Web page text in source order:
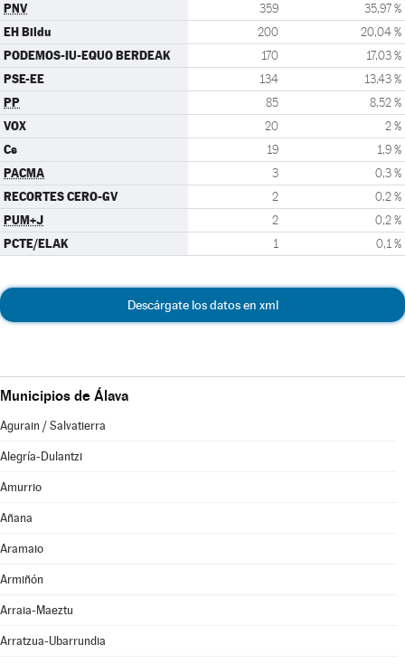
PNV 359 35,97 %
EH Bildu 200 20,04 %
PODEMOS-IU-EQUO BERDEAK 170 17,03 %
PSE-EE 134 13,43 %
PP 85 8,52 %
VOX 20 2 %
Cs 19 1,9 %
PACMA 3 0,3 %
RECORTES CERO-GV 2 0,2 %
PUM+J 2 0,2 %
PCTE/ELAK 1 0,1 %
Descárgate los datos en xml
Municipios de Álava
Agurain / Salvatierra
Alegría-Dulantzi
Amurrio
Añana
Aramaio
Armiñón
Arraia-Maeztu
Arratzua-Ubarrundia